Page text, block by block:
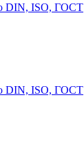
DIN, ISO, ГОСТ
DIN, ISO, ГОСТ